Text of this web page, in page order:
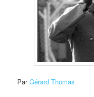
ParGérard Thomas